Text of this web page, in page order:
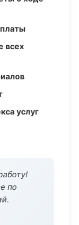
всех
услуг
по